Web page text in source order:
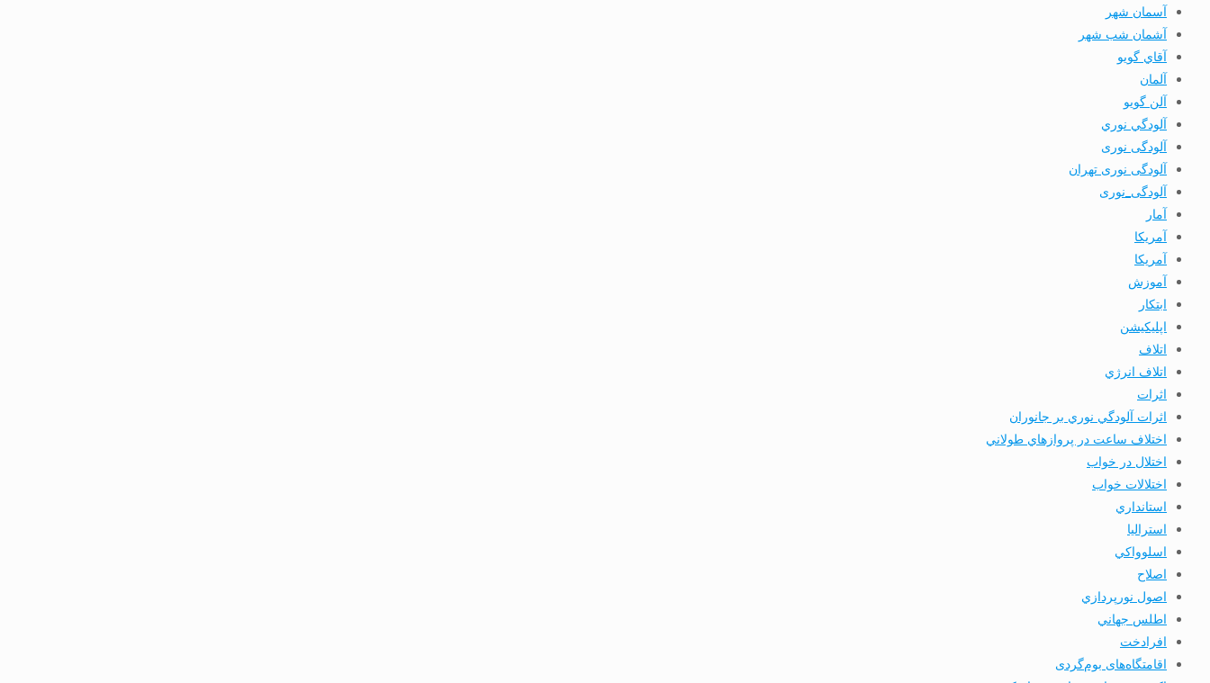
آسمان شهر
آشمان شب شهر
آقاي گويو
آلمان
آلن گويو
آلودگي نوري
آلودگی نوری
آلودگی نوری تهران
آلودگی_نوری
آمار
آمريكا
آمریکا
آموزش
ابتكار
اپليكيشن
اتلاف
اتلاف انرژي
اثرات
اثرات آلودگي نوري بر جانوران
اختلاف ساعت در پروازهاي طولاني
اختلال در خواب
اختلالات خواب
استانداري
استرالیا
اسلوواكي
اصلاح
اصول نورپردازي
اطلس جهاني
افرادخت
اقامتگاه‌های بوم‌گردی